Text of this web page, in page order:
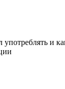
употреблять и